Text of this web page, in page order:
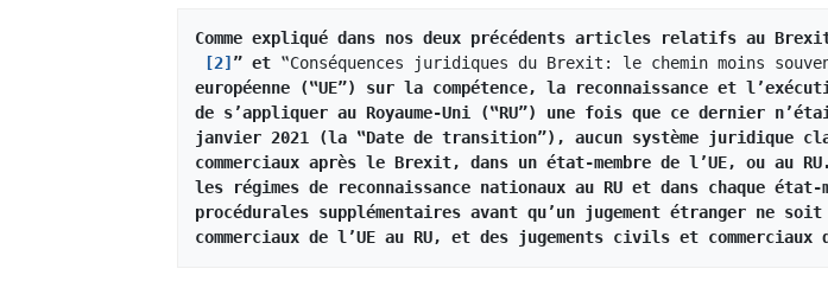
Comme expliqué dans nos deux précédents articles relatifs au
[2]” et ‟Conséquences juridiques du Brexit: le chemin moins
européenne (‟UE”) sur la compétence, la reconnaissance et
de s’appliquer au Royaume-Uni (‟RU”) une fois que ce dernier
janvier 2021 (la ‟Date de transition”), aucun système juridique
commerciaux après le Brexit, dans un état-membre de l’UE, ou au
les régimes de reconnaissance nationaux au RU et dans chaque
procédurales supplémentaires avant qu’un jugement étranger ne
commerciaux de l’UE au RU, et des jugements civils et